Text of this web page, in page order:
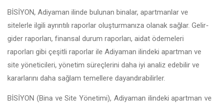
BİSİYON, Adiyaman ilinde bulunan binalar, apartmanlar ve
sitelerle ilgili ayrıntılı raporlar oluşturmanıza olanak sağlar. Gelir-
gider raporları, finansal durum raporları, aidat ödemeleri
raporları gibi çeşitli raporlar ile Adiyaman ilindeki apartman ve
site yöneticileri, yönetim süreçlerini daha iyi analiz edebilir ve
kararlarını daha sağlam temellere dayandırabilirler.
BİSİYON (Bina ve Site Yönetimi), Adiyaman ilindeki apartman ve